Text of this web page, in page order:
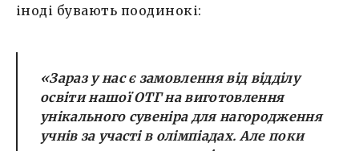
іноді бувають поодинокі:
«Зараз у нас є замовлення від відділу
освіти нашої ОТГ на виготовлення
унікального сувеніра для нагородження
учнів за участі в олімпіадах. Але поки